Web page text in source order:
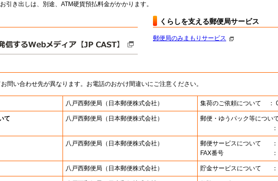
引き出しは、別途、ATM硬貨預払料金がかかります。
くらしを支える郵便局サービス
郵便局のみまもりサービス
問い合わせ先が異なります。お電話のおかけ間違いにご注意ください。
八戸西郵便局 （日本郵便株式会社） 集荷のご依頼について ：
て 八戸西郵便局 （日本郵便株式会社）
郵便・ゆうパック等につい
八戸西郵便局 （日本郵便株式会社） 郵便サービスについて
FAX番号
八戸西郵便局 （日本郵便株式会社） 貯金サービスについて